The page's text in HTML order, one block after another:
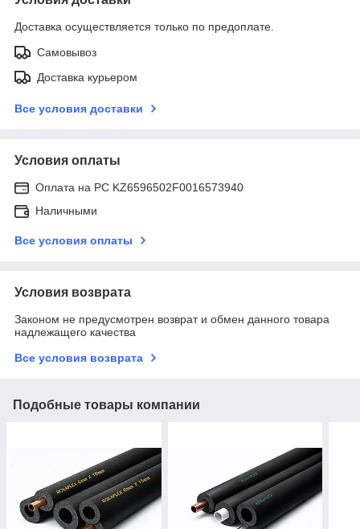
Доставка осуществляется только по предоплате.
Самовывоз
Доставка курьером
Все условия доставки
Условия оплаты
Оплата на РС KZ6596502F0016573940
Наличными
Все условия оплаты
Условия возврата
Законом не предусмотрен возврат и обмен данного товара
надлежащего качества
Все условия возврата
Подобные товары компании